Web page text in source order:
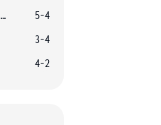
Alexandrova E.
5-4
3-4
4-2